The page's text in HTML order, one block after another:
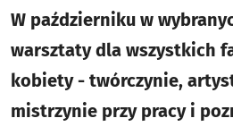
W październiku w
warsztaty dla wszystkich
kobiety - twórczynie,
mistrzynie przy pracy i